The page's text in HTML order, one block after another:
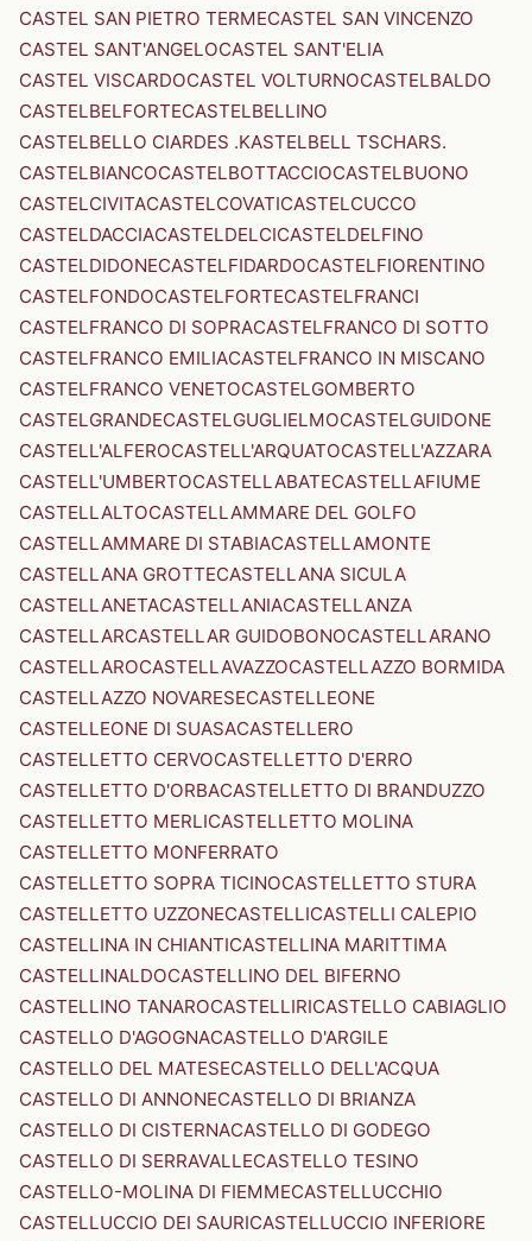
CASTEL SAN PIETRO TERMECASTEL SAN VINCENZO
CASTEL SANT'ANGELOCASTEL SANT'ELIA
CASTEL VISCARDOCASTEL VOLTURNOCASTELBALDO
CASTELBELFORTECASTELBELLINO
CASTELBELLO CIARDES .KASTELBELL TSCHARS.
CASTELBIANCOCASTELBOTTACCIOCASTELBUONO
CASTELCIVITACASTELCOVATICASTELCUCCO
CASTELDACCIACASTELDELCICASTELDELFINO
CASTELDIDONECASTELFIDARDOCASTELFIORENTINO
CASTELFONDOCASTELFORTECASTELFRANCI
CASTELFRANCO DI SOPRACASTELFRANCO DI SOTTO
CASTELFRANCO EMILIACASTELFRANCO IN MISCANO
CASTELFRANCO VENETOCASTELGOMBERTO
CASTELGRANDECASTELGUGLIELMOCASTELGUIDONE
CASTELL'ALFEROCASTELL'ARQUATOCASTELL'AZZARA
CASTELL'UMBERTOCASTELLABATECASTELLAFIUME
CASTELLALTOCASTELLAMMARE DEL GOLFO
CASTELLAMMARE DI STABIACASTELLAMONTE
CASTELLANA GROTTECASTELLANA SICULA
CASTELLANETACASTELLANIACASTELLANZA
CASTELLARCASTELLAR GUIDOBONOCASTELLARANO
CASTELLAROCASTELLAVAZZOCASTELLAZZO BORMIDA
CASTELLAZZO NOVARESECASTELLEONE
CASTELLEONE DI SUASACASTELLERO
CASTELLETTO CERVOCASTELLETTO D'ERRO
CASTELLETTO D'ORBACASTELLETTO DI BRANDUZZO
CASTELLETTO MERLICASTELLETTO MOLINA
CASTELLETTO MONFERRATO
CASTELLETTO SOPRA TICINOCASTELLETTO STURA
CASTELLETTO UZZONECASTELLICASTELLI CALEPIO
CASTELLINA IN CHIANTICASTELLINA MARITTIMA
CASTELLINALDOCASTELLINO DEL BIFERNO
CASTELLINO TANAROCASTELLIRICASTELLO CABIAGLIO
CASTELLO D'AGOGNACASTELLO D'ARGILE
CASTELLO DEL MATESECASTELLO DELL'ACQUA
CASTELLO DI ANNONECASTELLO DI BRIANZA
CASTELLO DI CISTERNACASTELLO DI GODEGO
CASTELLO DI SERRAVALLECASTELLO TESINO
CASTELLO-MOLINA DI FIEMMECASTELLUCCHIO
CASTELLUCCIO DEI SAURICASTELLUCCIO INFERIORE